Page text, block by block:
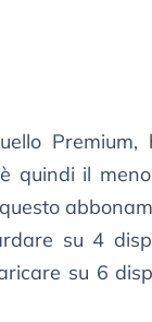
quindi il
su 4
su 6